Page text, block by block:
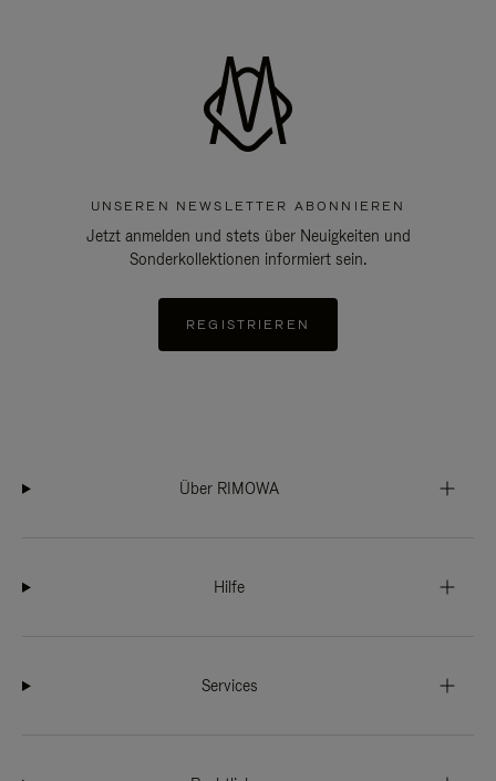
UNSEREN NEWSLETTER ABONNIEREN
Jetzt anmelden und stets über Neuigkeiten und
Sonderkollektionen informiert sein.
REGISTRIEREN
Über RIMOWA
Hilfe
Services